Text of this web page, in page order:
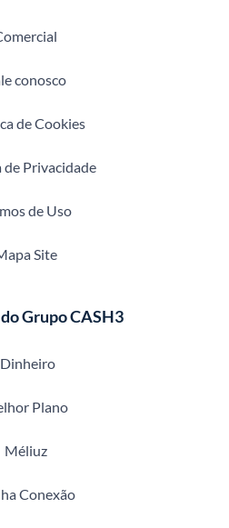
conosco
de Cookies
de Privacidade
de Uso
Site
Grupo CASH3
Plano
Méliuz
Conexão